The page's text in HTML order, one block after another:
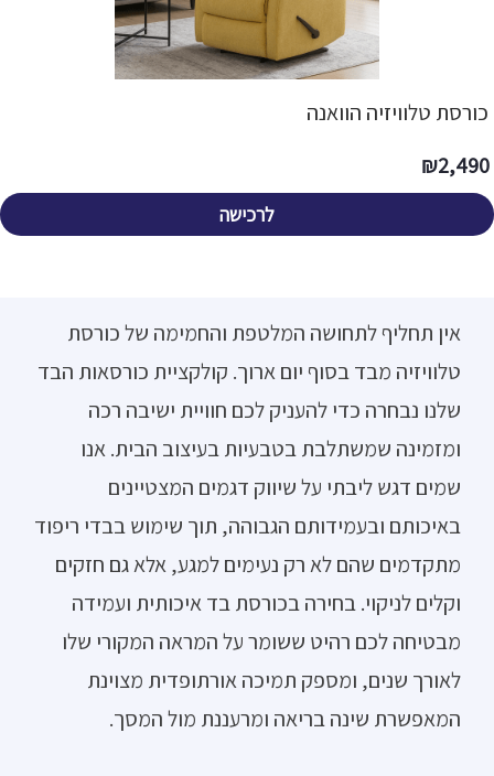
כורסת טלוויזיה הוואנה
2,490
₪
לרכישה
אין תחליף לתחושה המלטפת והחמימה של כורסת
טלוויזיה מבד בסוף יום ארוך. קולקציית כורסאות הבד
שלנו נבחרה כדי להעניק לכם חוויית ישיבה רכה
ומזמינה שמשתלבת בטבעיות בעיצוב הבית. אנו
שמים דגש ליבתי על שיווק דגמים המצטיינים
באיכותם ובעמידותם הגבוהה, תוך שימוש בבדי ריפוד
מתקדמים שהם לא רק נעימים למגע, אלא גם חזקים
וקלים לניקוי. בחירה בכורסת בד איכותית ועמידה
מבטיחה לכם רהיט ששומר על המראה המקורי שלו
לאורך שנים, ומספק תמיכה אורתופדית מצוינת
המאפשרת שינה בריאה ומרעננת מול המסך.